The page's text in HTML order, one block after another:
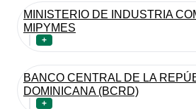
MINISTERIO DE INDUSTRIA
MIPYMES
+
BANCO CENTRAL DE LA
DOMINICANA (BCRD)
+